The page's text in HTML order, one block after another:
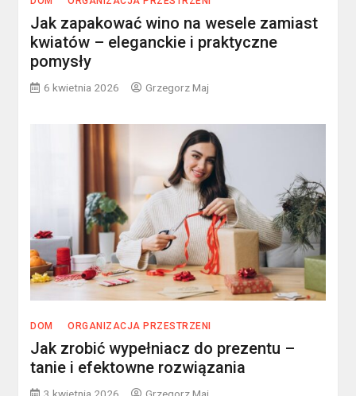
Jak zapakować wino na wesele zamiast
kwiatów – eleganckie i praktyczne
pomysły
6 kwietnia 2026 Grzegorz Maj
DOM ORGANIZACJA PRZESTRZENI
Jak zrobić wypełniacz do prezentu –
tanie i efektowne rozwiązania